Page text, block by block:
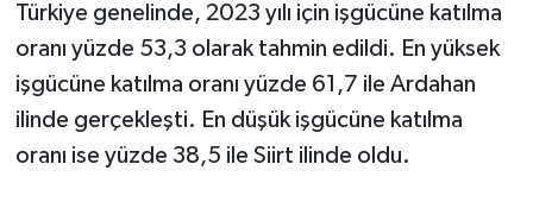
Türkiye genelinde, 2023 yılı için işgücüne katılma
oranı yüzde 53,3 olarak tahmin edildi. En yüksek
işgücüne katılma oranı yüzde 61,7 ile Ardahan
ilinde gerçekleşti. En düşük işgücüne katılma
oranı ise yüzde 38,5 ile Siirt ilinde oldu.